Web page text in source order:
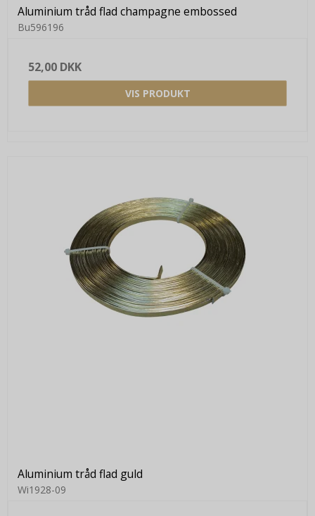
Aluminium tråd flad champagne embossed
Bu596196
52,00 DKK
VIS PRODUKT
Aluminium tråd flad guld
Wi1928-09